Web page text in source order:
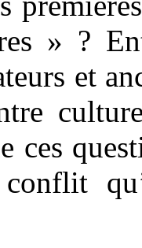
» ?
et
conflit